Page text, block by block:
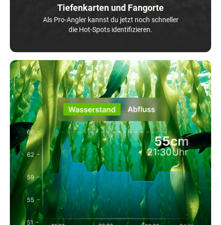
Tiefenkarten und Fangorte
Als Pro-Angler kannst du jetzt noch schneller
die Hot-Spots identifizieren.